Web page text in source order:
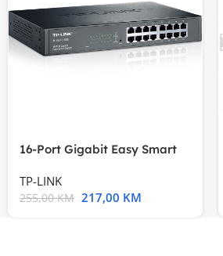
16-Port Gigabit Easy Smart
TP-LINK
255,00KM 217,00 KM